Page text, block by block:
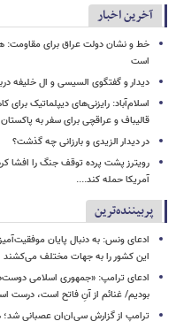
آخرین اخبار
خط و نشان دولت عراق برای مقاومت:
است
دیدار و گفتگوی السیسی و ال خلیفه
اسلام‌آباد: رایزنی‌های دیپلماتیک
قالیباف و عراقچی برای سفر به پاکستان
در دیدار الزیدی و بارزانی چه گذشت؟
رویترز پشت پرده توقف جنگ را افشا
آمریکا حمله کند....
پربیننده‌ترین
ادعای ونس: به دنبال پایان
این کشور را به جهات مختلف می‌کشند
ادعای ترامپ: «جمهوری اسلامی
بودیم/ غنائم از آنِ فاتح است، درست
ترامپ از گزارش سی‌ان‌ان عصبانی